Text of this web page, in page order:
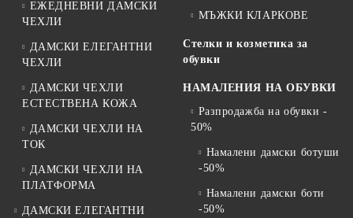
ЕЖЕДНЕВНИ ДАМСКИ
ЧЕХЛИ
ДАМСКИ ЕЛЕГАНТНИ
ЧЕХЛИ
ДАМСКИ ЧЕХЛИ
ЕСТЕСТВЕНА КОЖА
ДАМСКИ ЧЕХЛИ НА
ТОК
ДАМСКИ ЧЕХЛИ НА
ПЛАТФОРМА
ДАМСКИ ЕЛЕГАНТНИ
МЪЖКИ КЛАРКОВЕ
Стелки и козметика за
обувки
НАМАЛЕНИЯ НА ОБУВКИ
Разпродажба на обувки -
50%
Намалени дамски ботуши
-50%
Намалени дамски боти
-50%